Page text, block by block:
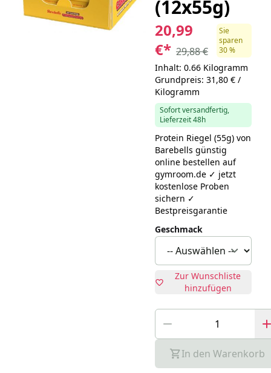
(12x55g)
20,99
€* 29,88 €
Sie
sparen
30 %
Inhalt: 0.66 Kilogramm
Grundpreis: 31,80 € /
Kilogramm
Sofort versandfertig,
Lieferzeit 48h
Protein Riegel (55g) von
Barebells günstig
online bestellen auf
gymroom.de ✓ jetzt
kostenlose Proben
sichern ✓
Bestpreisgarantie
Geschmack
Zur Wunschliste
hinzufügen
In den Warenkorb